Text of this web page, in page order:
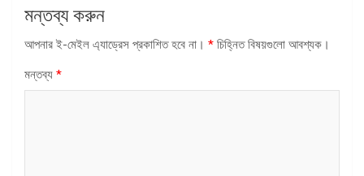
মন্তব্য করুন
আপনার ই-মেইল এ্যাড্রেস প্রকাশিত হবে না। * চিহ্নিত বিষয়গুলো আবশ্যক।
মন্তব্য *